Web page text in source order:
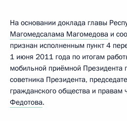
На основании доклада главы
Магомедсалама Магомедова и
признан исполненным пункт 4
1 июня 2011 года по итогам
мобильной приёмной Президента
советника Президента,
гражданского общества и правам
Федотова.